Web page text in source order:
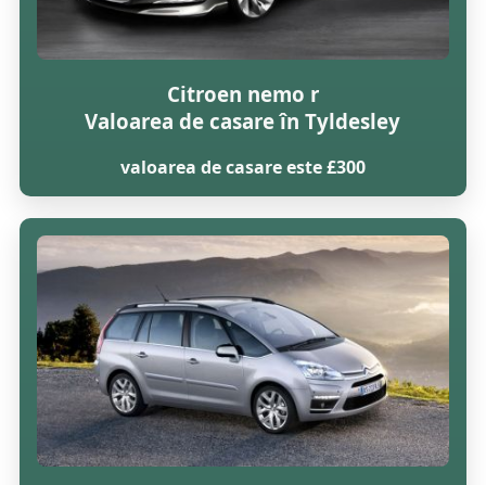
Citroen nemo r
Valoarea de casare în Tyldesley
valoarea de casare este £300